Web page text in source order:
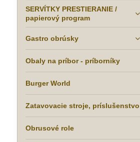
SERVÍTKY PRESTIERANIE /
papierový program
Gastro obrúsky
Obaly na príbor - príborníky
Burger World
Zatavovacie stroje, príslušenstvo
Obrusové role